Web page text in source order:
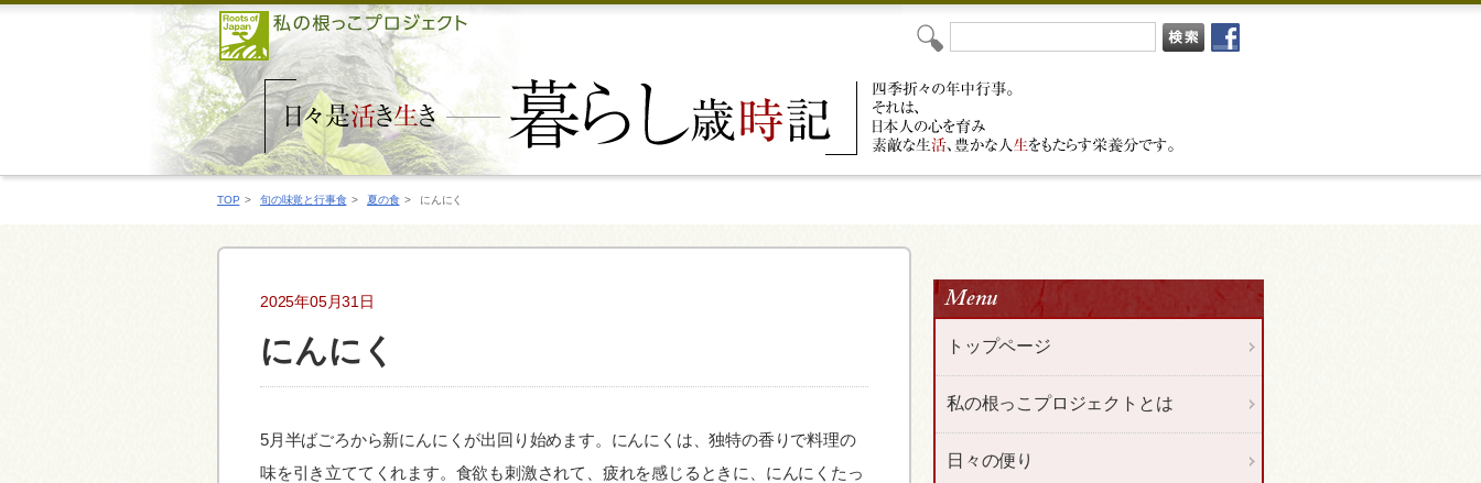
TOP > 旬の味覚と行事食 > 夏の食 > にんにく
2025年05月31日
にんにく
5月半ばごろから新にんにくが出回り始めます。にんにくは、独特の香りで料理の
味を引き立ててくれます。食欲も刺激されて、疲れを感じるときに、にんにくたっ
トップページ
私の根っこプロジェクトとは
日々の便り